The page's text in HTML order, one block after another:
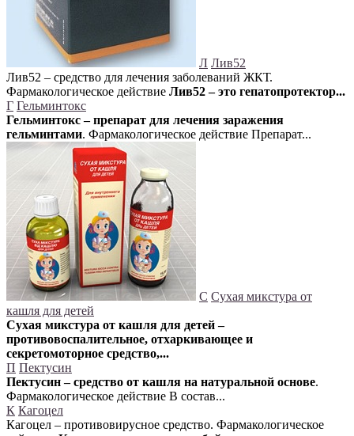
Л Лив52
Лив52 – средство для лечения заболеваний ЖКТ.
Фармакологическое действие Лив52 – это гепатопротектор...
Г Гельминтокс
Гельминтокс – препарат для лечения заражения
гельминтами. Фармакологическое действие Препарат...
С Сухая микстура от
кашля для детей
Сухая микстура от кашля для детей –
противовоспалительное, отхаркивающее и
секретомоторное средство,...
П Пектусин
Пектусин – средство от кашля на натуральной основе.
Фармакологическое действие В состав...
К Кагоцел
Кагоцел – противовирусное средство. Фармакологическое